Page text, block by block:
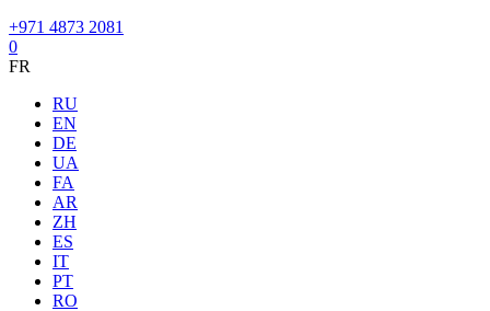
+971 4873 2081
0
FR
RU
EN
DE
UA
FA
AR
ZH
ES
IT
PT
RO